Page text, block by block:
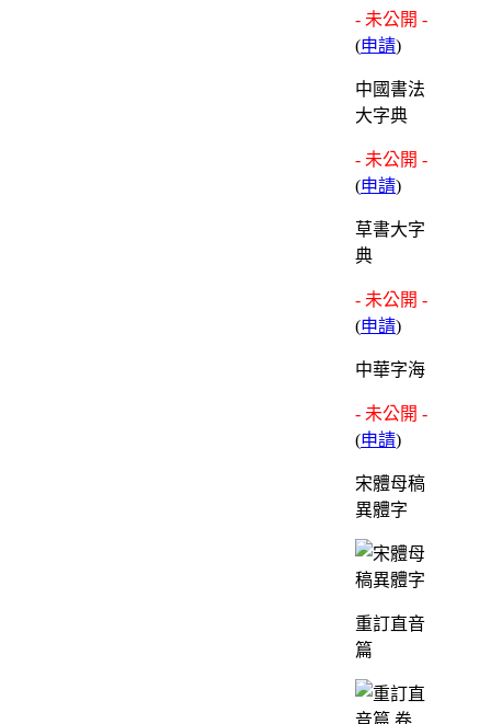
- 未公開 -
(申請)
中國書法
大字典
- 未公開 -
(申請)
草書大字
典
- 未公開 -
(申請)
中華字海
- 未公開 -
(申請)
宋體母稿
異體字
重訂直音
篇